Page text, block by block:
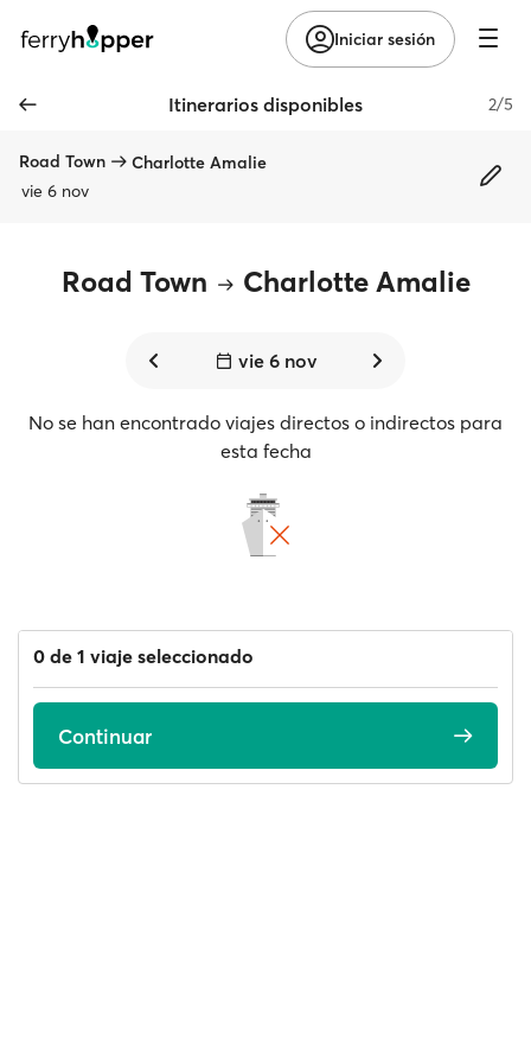
Iniciar sesión
Itinerarios disponibles 2/5
Road Town
Charlotte Amalie
vie 6 nov
Road Town Charlotte Amalie
vie 6 nov
No se han encontrado viajes directos o indirectos para
esta fecha
0 de 1 viaje seleccionado
Continuar